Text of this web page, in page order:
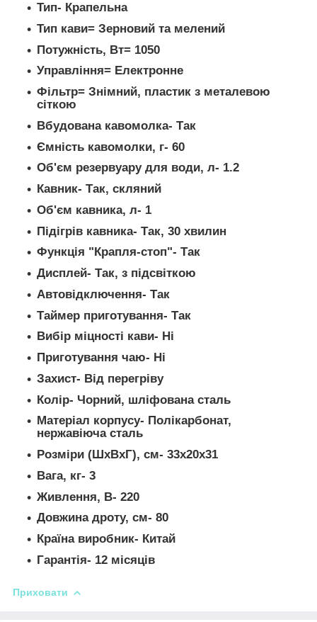
Тип- Крапельна
Тип кави= Зерновий та мелений
Потужність, Вт= 1050
Управління= Електронне
Фільтр= Знімний, пластик з металевою
сіткою
Вбудована кавомолка- Так
Ємність кавомолки, г- 60
Об'єм резервуару для води, л- 1.2
Кавник- Так, скляний
Об'єм кавника, л- 1
Підігрів кавника- Так, 30 хвилин
Функція "Крапля-стоп"- Так
Дисплей- Так, з підсвіткою
Автовідключення- Так
Таймер приготування- Так
Вибір міцності кави- Ні
Приготування чаю- Ні
Захист- Від перегріву
Колір- Чорний, шліфована сталь
Матеріал корпусу- Полікарбонат,
нержавіюча сталь
Розміри (ШxВxГ), см- 33x20x31
Вага, кг- 3
Живлення, В- 220
Довжина дроту, см- 80
Країна виробник- Китай
Гарантія- 12 місяців
Приховати